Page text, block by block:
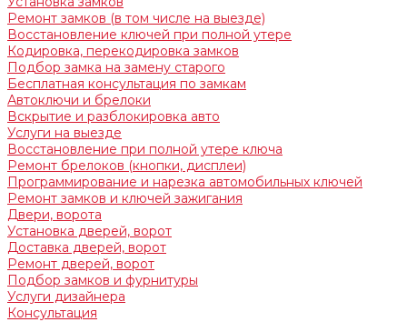
Ремонт замков (в том числе на выезде)
Восстановление ключей при полной утере
Кодировка, перекодировка замков
Подбор замка на замену старого
Бесплатная консультация по замкам
Автоключи и брелоки
Вскрытие и разблокировка авто
Услуги на выезде
Восстановление при полной утере ключа
Ремонт брелоков (кнопки, дисплеи)
Программирование и нарезка автомобильных ключей
Ремонт замков и ключей зажигания
Двери, ворота
Установка дверей, ворот
Доставка дверей, ворот
Ремонт дверей, ворот
Подбор замков и фурнитуры
Услуги дизайнера
Консультация